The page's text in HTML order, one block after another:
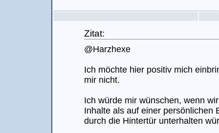
Zitat:
@Harzhexe
Ich möchte hier positiv mich
mir nicht.
Ich würde mir wünschen, wenn
Inhalte als auf einer persönlichen
durch die Hintertür unterhalten